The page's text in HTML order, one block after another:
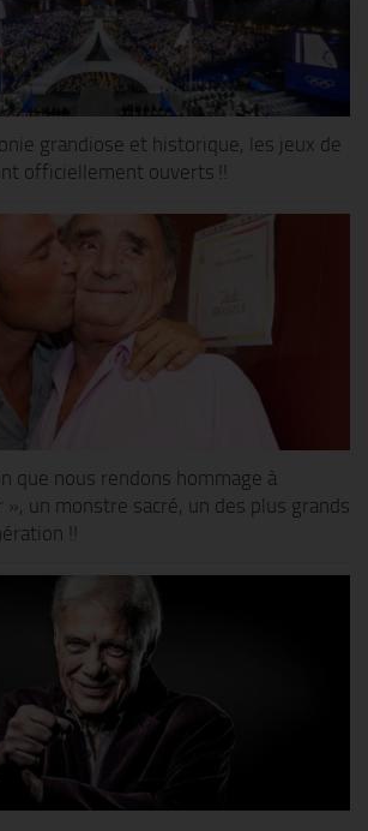
grandiose et historique, les jeux de
officiellement ouverts !!
que nous rendons hommage à
», un monstre sacré, un des plus grands
!!